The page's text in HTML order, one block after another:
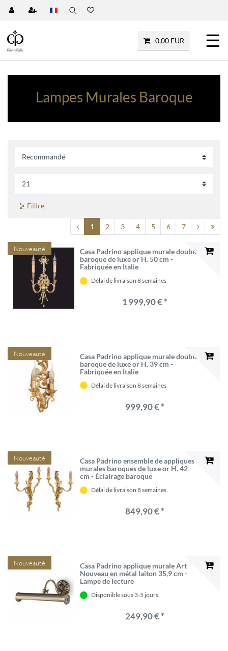
0,00 EUR ☰
Lampes Murales Baroque
Filtre
1 2 3 4 5 6 7
Nouveauté
Casa Padrino applique murale double
baroque de luxe or H. 50 cm -
Fabriquée en Italie
Délai de livraison 8 semaines
1 999,90 € *
Nouveauté
Casa Padrino applique murale double
baroque de luxe or H. 39 cm -
Fabriquée en Italie
Délai de livraison 8 semaines
999,90 € *
Nouveauté
Casa Padrino ensemble de appliques
murales baroques de luxe or H. 42
cm - Éclairage baroque
Délai de livraison 8 semaines
849,90 € *
Nouveauté
Casa Padrino applique murale Art
Nouveau en métal laiton 35,9 cm -
Lampe de lecture
Disponible sous 3-5 jours.
249,90 € *